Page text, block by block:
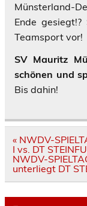
Münsterland-
Ende
Teamsport vor!
SV Mauritz
schönen und
Bis dahin!
« NWDV-
I vs. DT
NWDV-
unterliegt DT